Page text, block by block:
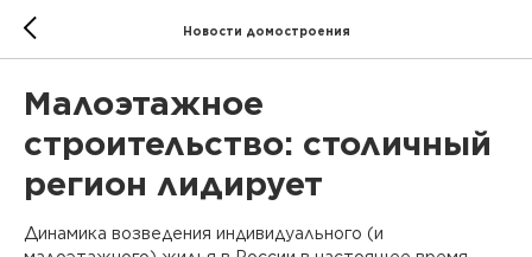
Новости домостроения
Малоэтажное
строительство: столичный
регион лидирует
Динамика возведения индивидуального (и